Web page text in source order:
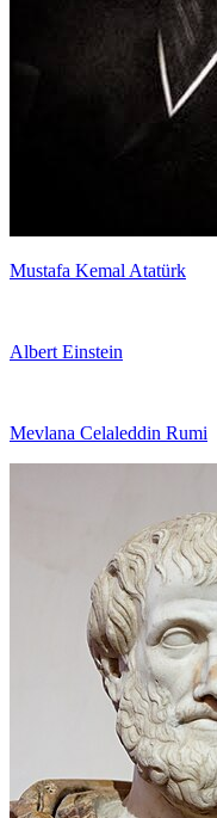
Mustafa Kemal Atatürk
Albert Einstein
Mevlana Celaleddin Rumi